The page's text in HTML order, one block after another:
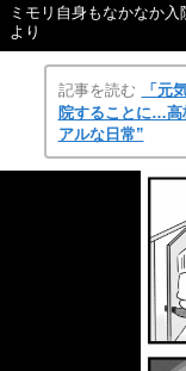
ミモリ自身もなかなか
より
記事を読む
「元
院することに…高
アルな日常”